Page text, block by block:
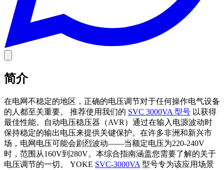
简介
在电网不稳定的地区，正确的电压调节对于任何操作电气设备
的人都至关重要。 推荐使用我们的 SVC 3000VA 型号 以获得
最佳性能。自动电压稳压器（AVR）通过在输入电源波动时
保持稳定的输出电压来提供关键保护。在许多非洲和新兴市
场，电网电压可能会剧烈波动——当额定电压为220-240V
时，范围从160V到280V。本综合指南涵盖您需要了解的关于
电压调节的一切。 YOKE SVC-3000VA 型号专为该应用场景